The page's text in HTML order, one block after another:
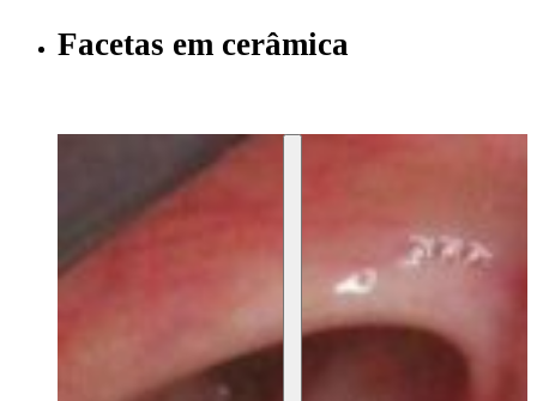
Facetas em cerâmica